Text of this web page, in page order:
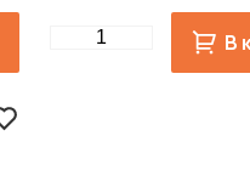
Quantity В